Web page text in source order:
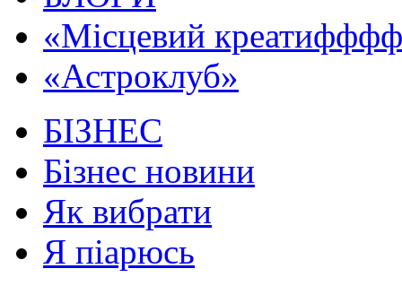
«Місцевий
«Астроклуб»
БІЗНЕС
Бізнес новини
Як вибрати
Я піарюсь